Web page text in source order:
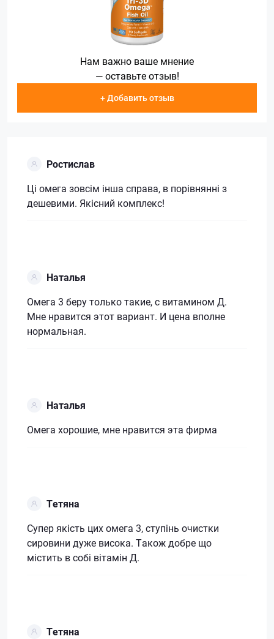
Нам важно ваше мнение
— оставьте отзыв!
+ Добавить отзыв
Ростислав
Ці омега зовсім інша справа, в порівнянні з
дешевими. Якісний комплекс!
Наталья
Омега 3 беру только такие, с витамином Д.
Мне нравится этот вариант. И цена вполне
нормальная.
Наталья
Омега хорошие, мне нравится эта фирма
Тетяна
Супер якість цих омега 3, ступінь очистки
сировини дуже висока. Також добре що
містить в собі вітамін Д.
Тетяна